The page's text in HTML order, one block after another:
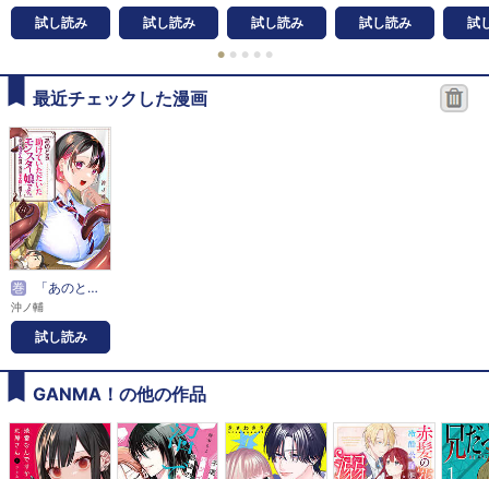
試し読み 試し読み 試し読み 試し読み 試
● ● ● ● ●
最近チェックした漫画
巻 「あのとき助けていただいたモンスター娘です。」異世界おっさん教師 突然のモテ期に困惑する【単話版】
沖ノ輔
試し読み
GANMA！の他の作品